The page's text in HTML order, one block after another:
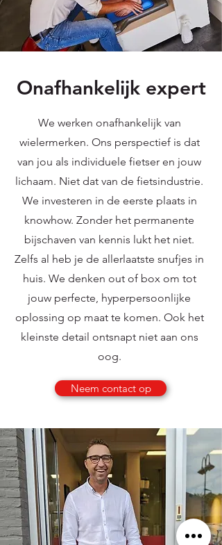
Onafhankelijk expert
We werken onafhankelijk van
wielermerken. ​Ons perspectief is dat
van jou als individuele fietser en jouw
lichaam. Niet dat van de fietsindustrie.
We investeren in de eerste plaats in
knowhow. Zonder het permanente
bijschaven van kennis lukt het niet.
Zelfs al heb je de allerlaatste snufjes in
huis. We denken out of box om tot
jouw perfecte, hyperpersoonlijke
oplossing op maat te komen. Ook het
kleinste detail ontsnapt niet aan ons
oog.
Neem contact op